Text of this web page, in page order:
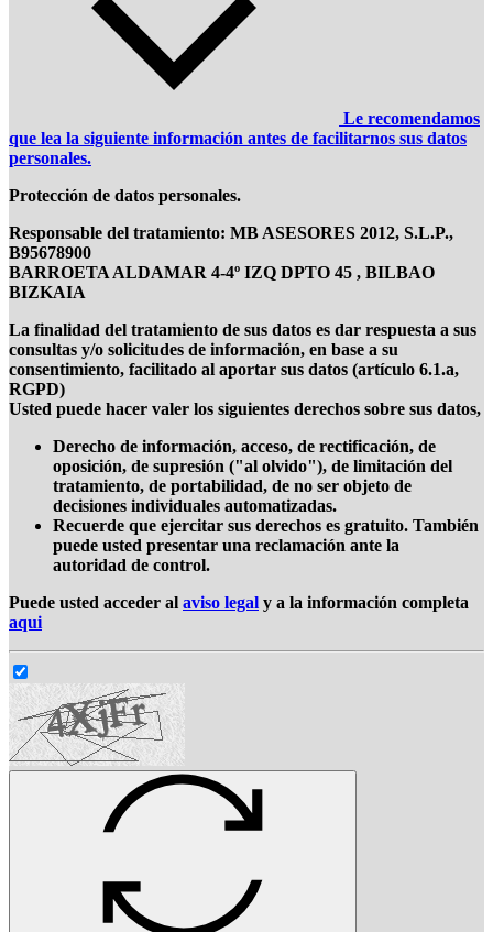
Le recomendamos
que lea la siguiente información antes de facilitarnos sus datos
personales.
Protección de datos personales.
Responsable del tratamiento: MB ASESORES 2012, S.L.P.,
B95678900
BARROETA ALDAMAR 4-4º IZQ DPTO 45 , BILBAO
BIZKAIA
La finalidad del tratamiento de sus datos es dar respuesta a sus
consultas y/o solicitudes de información, en base a su
consentimiento, facilitado al aportar sus datos (artículo 6.1.a,
RGPD)
Usted puede hacer valer los siguientes derechos sobre sus datos,
Derecho de información, acceso, de rectificación, de
oposición, de supresión ("al olvido"), de limitación del
tratamiento, de portabilidad, de no ser objeto de
decisiones individuales automatizadas.
Recuerde que ejercitar sus derechos es gratuito. También
puede usted presentar una reclamación ante la
autoridad de control.
Puede usted acceder al aviso legal y a la información completa
aqui